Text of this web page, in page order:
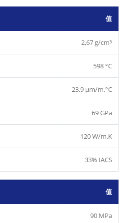
值
2,67 g/cm³
598 °C
23.9 µm/m.°C
69 GPa
120 W/m.K
33% IACS
值
90 MPa